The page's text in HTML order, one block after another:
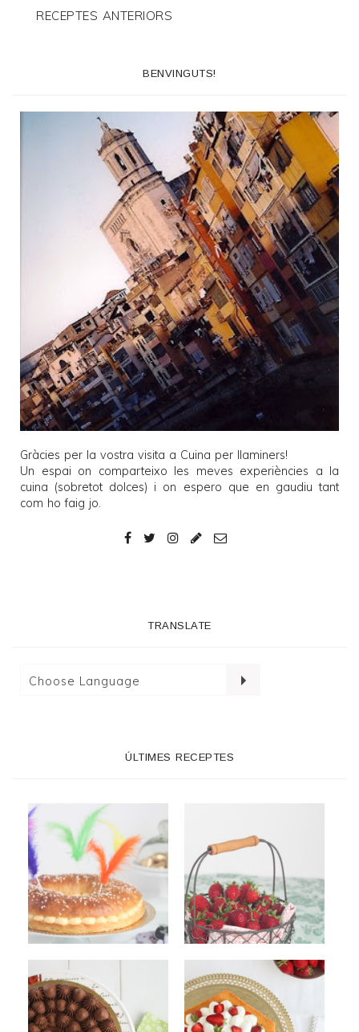
RECEPTES ANTERIORS
BENVINGUTS!
Gràcies per la vostra visita a Cuina per llaminers!
Un espai on comparteixo les meves experiències a la
cuina (sobretot dolces) i on espero que en gaudiu tant
com ho faig jo.
TRANSLATE
ÚLTIMES RECEPTES